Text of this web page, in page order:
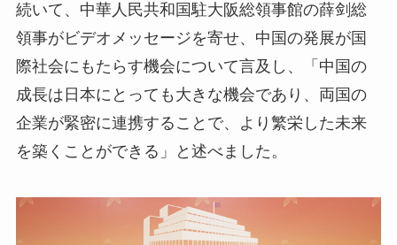
続いて、中華人民共和国駐大阪総領事館の薛剑総
領事がビデオメッセージを寄せ、中国の発展が国
際社会にもたらす機会について言及し、「中国の
成長は日本にとっても大きな機会であり、両国の
企業が緊密に連携することで、より繁栄した未来
を築くことができる」と述べました。